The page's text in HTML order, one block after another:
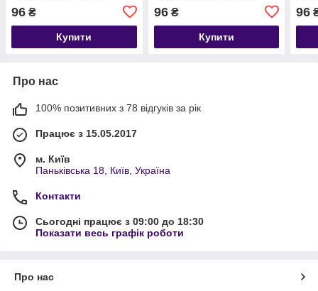
96 ₴
Купити
96₴
Купити
96
Про нас
100% позитивних з 78 відгуків за рік
Працює з 15.05.2017
м. Київ
Паньківська 18, Київ, Україна
Контакти
Сьогодні працює з 09:00 до 18:30
Показати весь графік роботи
Про нас